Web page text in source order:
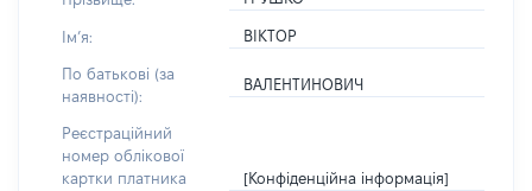
Імʼя: ВІКТОР
По батькові (за
наявності):
ВАЛЕНТИНОВИЧ
Реєстраційний
номер облікової
картки платника
[Конфіденційна інформація]